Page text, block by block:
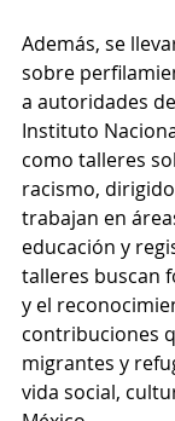
Además, se
sobre
a autoridades
Instituto
como talleres
racismo,
trabajan en
educación y
talleres buscan
y el
contribuciones
migrantes y
vida social,